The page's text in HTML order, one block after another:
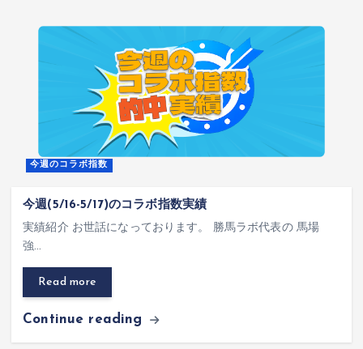
今週のコラボ指数
今週(5/16-5/17)のコラボ指数実績
実績紹介 お世話になっております。 勝馬ラボ代表の 馬場
強…
Read more
Continue reading